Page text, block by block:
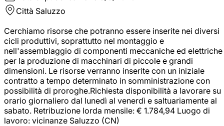
Città Saluzzo
Cerchiamo risorse che potranno essere inserite nei diversi
cicli produttivi, soprattutto nel montaggio e
nell'assemblaggio di componenti meccaniche ed elettriche
per la produzione di macchinari di piccole e grandi
dimensioni. Le risorse verranno inserite con un iniziale
contratto a tempo determinato in somministrazione con
possibilità di proroghe.Richiesta disponibilità a lavorare su
orario giornaliero dal lunedì al venerdì e saltuariamente al
sabato. Retribuzione lorda mensile: € 1.784,94 Luogo di
lavoro: vicinanze Saluzzo (CN)